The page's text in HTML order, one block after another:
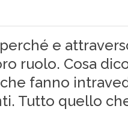
e
ruolo. Cosa
fanno
Tutto quello che